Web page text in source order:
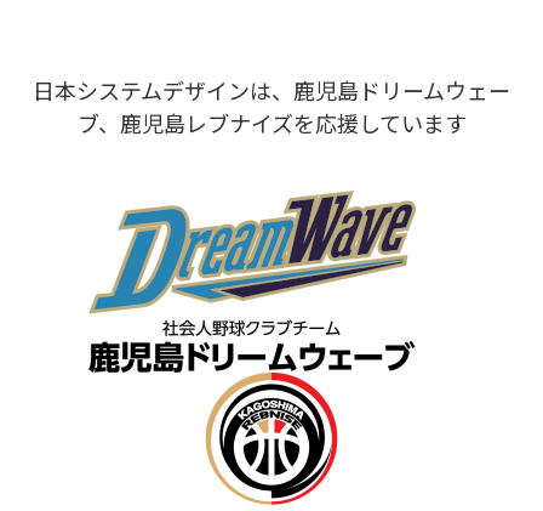
日本システムデザインは、鹿児島ドリームウェー
ブ、鹿児島レブナイズを応援しています